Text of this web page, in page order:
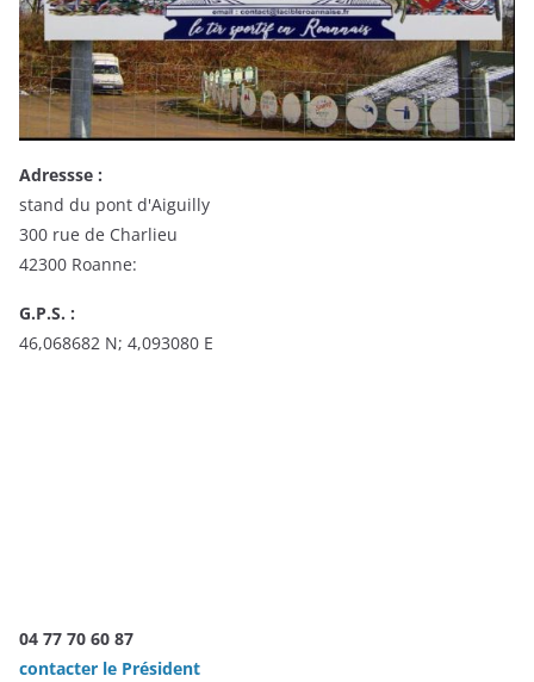
Adressse :
stand du pont d'Aiguilly
300 rue de Charlieu
42300 Roanne:
G.P.S. :
46,068682 N; 4,093080 E
04 77 70 60 87
contacter le Président